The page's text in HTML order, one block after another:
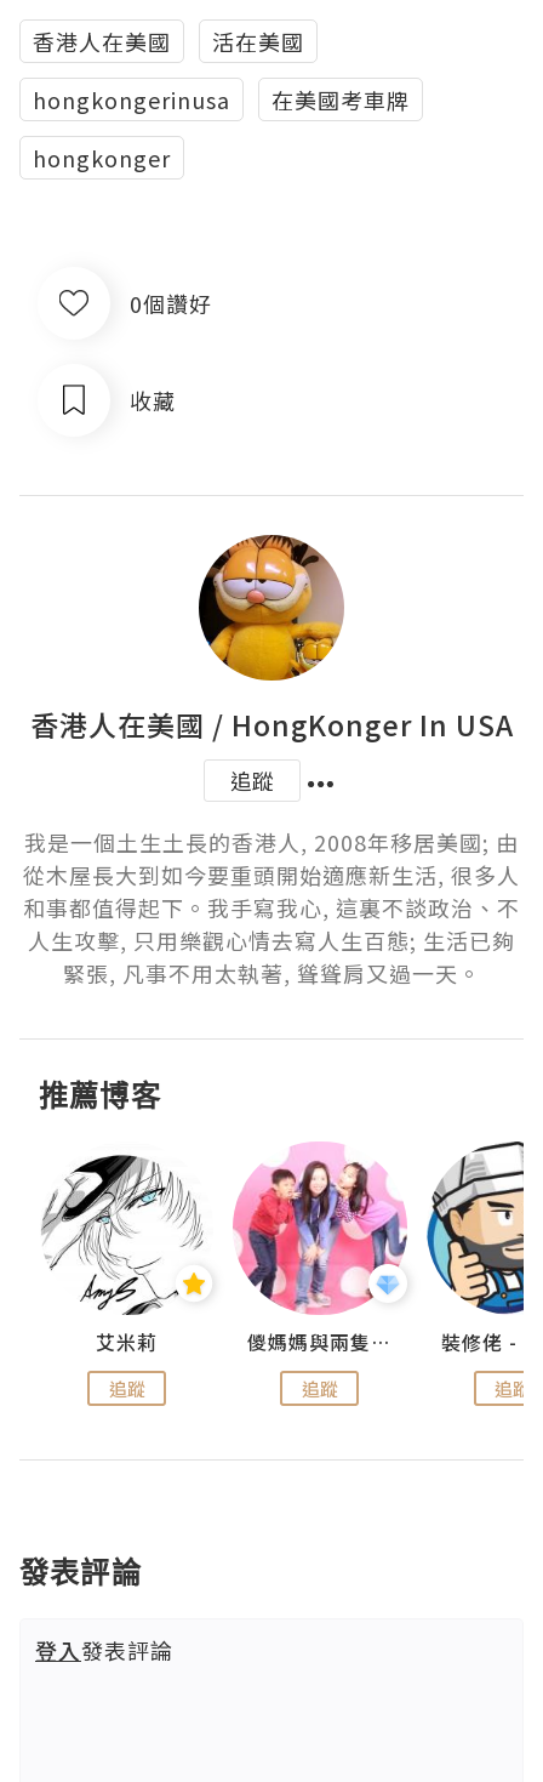
香港人在美國
活在美國
hongkongerinusa
在美國考車牌
hongkonger
0個讚好
收藏
香港人在美國 / HongKonger In USA
追蹤
我是一個土生土長的香港人, 2008年移居美國; 由
從木屋長大到如今要重頭開始適應新生活, 很多人
和事都值得起下。我手寫我心, 這裏不談政治、不
人生攻擊, 只用樂觀心情去寫人生百態; 生活已夠
緊張, 凡事不用太執著, 聳聳肩又過一天。
推薦博客
艾米莉
追蹤
儍媽媽與兩隻小魔怪之家
追蹤 追蹤
發表評論
登入發表評論